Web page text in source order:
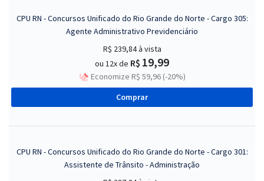
CPU RN - Concursos Unificado do Rio Grande do Norte - Cargo 305:
Agente Administrativo Previdenciário
R$ 239,84à vista
ou 12x de R$ 19,99
Economize R$ 59,96 (-20%)
Comprar
CPU RN - Concursos Unificado do Rio Grande do Norte - Cargo 301:
Assistente de Trânsito - Administração